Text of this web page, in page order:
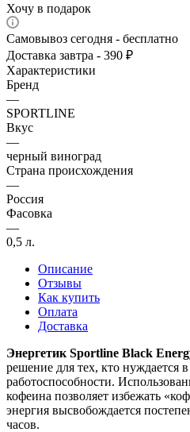
Хочу в подарок
Самовывоз сегодня - бесплатно
Доставка завтра - 390 ₽
Характеристики
Бренд
—
SPORTLINE
Вкус
—
черный виноград
Страна происхождения
—
Россия
Фасовка
—
0,5 л.
Описание
Отзывы
Как купить
Оплата
Доставка
Энергетик Sportline Black
решение для тех, кто нуждается
работоспособности.
кофеина позволяет избежать
энергия высвобождается
часов.